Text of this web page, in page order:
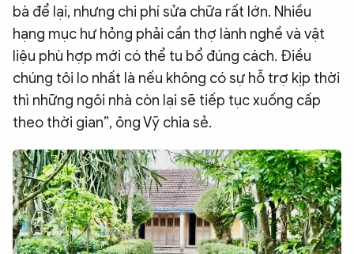
bà để lại, nhưng chi phí sửa chữa rất lớn. Nhiều
hạng mục hư hỏng phải cần thợ lành nghề và vật
liệu phù hợp mới có thể tu bổ đúng cách. Điều
chúng tôi lo nhất là nếu không có sự hỗ trợ kịp thời
thì những ngôi nhà còn lại sẽ tiếp tục xuống cấp
theo thời gian”, ông Vỹ chia sẻ.